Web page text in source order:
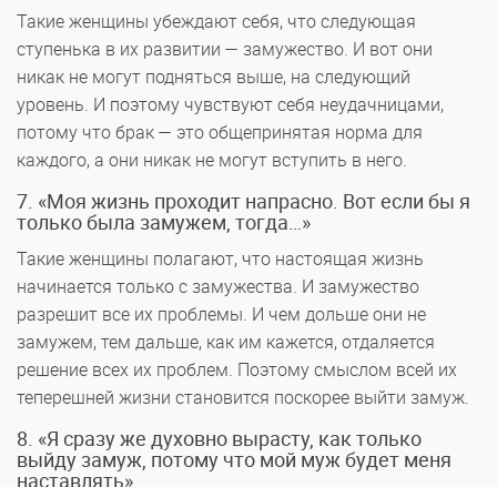
Такие женщины убеждают себя, что следующая
ступенька в их развитии — замужество. И вот они
никак не могут подняться выше, на следующий
уровень. И поэтому чувствуют себя неудачницами,
потому что брак — это общепринятая норма для
каждого, а они никак не могут вступить в него.
7. «Моя жизнь проходит напрасно. Вот если бы я
только была замужем, тогда…»
Такие женщины полагают, что настоящая жизнь
начинается только с замужества. И замужество
разрешит все их проблемы. И чем дольше они не
замужем, тем дальше, как им кажется, отдаляется
решение всех их проблем. Поэтому смыслом всей их
теперешней жизни становится поскорее выйти замуж.
8. «Я сразу же духовно вырасту, как только
выйду замуж, потому что мой муж будет меня
наставлять»